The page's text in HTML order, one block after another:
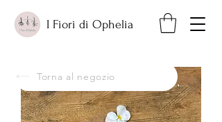
I Fiori di Ophelia
Torna al negozio